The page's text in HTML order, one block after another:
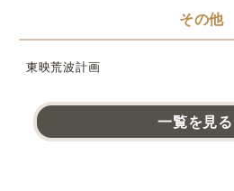
その他
東映荒波計画
一覧を見る